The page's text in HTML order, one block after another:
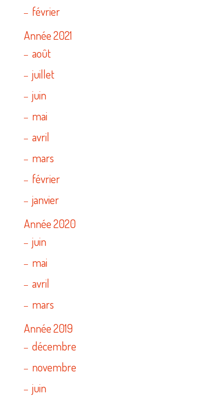
février
Année 2021
août
juillet
juin
mai
avril
mars
février
janvier
Année 2020
juin
mai
avril
mars
Année 2019
décembre
novembre
juin